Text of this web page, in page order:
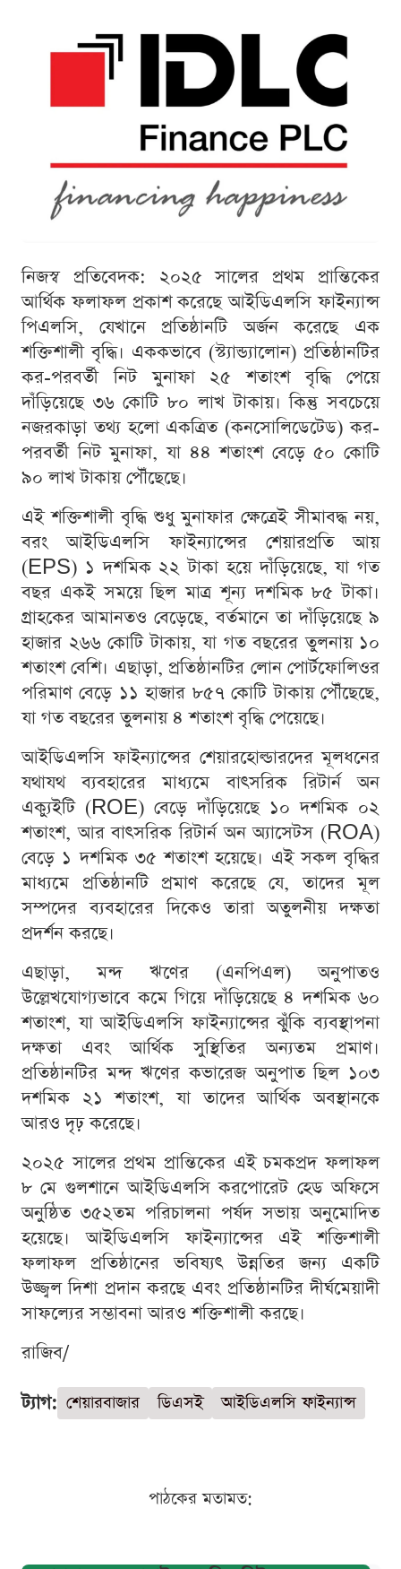
নিজস্ব প্রতিবেদক: ২০২৫ সালের প্রথম প্রান্তিকের
আর্থিক ফলাফল প্রকাশ করেছে আইডিএলসি ফাইন্যান্স
পিএলসি, যেখানে প্রতিষ্ঠানটি অর্জন করেছে এক
শক্তিশালী বৃদ্ধি। এককভাবে (স্ট্যান্ড্যালোন) প্রতিষ্ঠানটির
কর-পরবর্তী নিট মুনাফা ২৫ শতাংশ বৃদ্ধি পেয়ে
দাঁড়িয়েছে ৩৬ কোটি ৮০ লাখ টাকায়। কিন্তু সবচেয়ে
নজরকাড়া তথ্য হলো একত্রিত (কনসোলিডেটেড) কর-
পরবর্তী নিট মুনাফা, যা ৪৪ শতাংশ বেড়ে ৫০ কোটি
৯০ লাখ টাকায় পৌঁছেছে।
এই শক্তিশালী বৃদ্ধি শুধু মুনাফার ক্ষেত্রেই সীমাবদ্ধ নয়,
বরং আইডিএলসি ফাইন্যান্সের শেয়ারপ্রতি আয়
(EPS) ১ দশমিক ২২ টাকা হয়ে দাঁড়িয়েছে, যা গত
বছর একই সময়ে ছিল মাত্র শূন্য দশমিক ৮৫ টাকা।
গ্রাহকের আমানতও বেড়েছে, বর্তমানে তা দাঁড়িয়েছে ৯
হাজার ২৬৬ কোটি টাকায়, যা গত বছরের তুলনায় ১০
শতাংশ বেশি। এছাড়া, প্রতিষ্ঠানটির লোন পোর্টফোলিওর
পরিমাণ বেড়ে ১১ হাজার ৮৫৭ কোটি টাকায় পৌঁছেছে,
যা গত বছরের তুলনায় ৪ শতাংশ বৃদ্ধি পেয়েছে।
আইডিএলসি ফাইন্যান্সের শেয়ারহোল্ডারদের মূলধনের
যথাযথ ব্যবহারের মাধ্যমে বাৎসরিক রিটার্ন অন
এক্যুইটি (ROE) বেড়ে দাঁড়িয়েছে ১০ দশমিক ০২
শতাংশ, আর বাৎসরিক রিটার্ন অন অ্যাসেটস (ROA)
বেড়ে ১ দশমিক ৩৫ শতাংশ হয়েছে। এই সকল বৃদ্ধির
মাধ্যমে প্রতিষ্ঠানটি প্রমাণ করেছে যে, তাদের মূল
সম্পদের ব্যবহারের দিকেও তারা অতুলনীয় দক্ষতা
প্রদর্শন করছে।
এছাড়া, মন্দ ঋণের (এনপিএল) অনুপাতও
উল্লেখযোগ্যভাবে কমে গিয়ে দাঁড়িয়েছে ৪ দশমিক ৬০
শতাংশ, যা আইডিএলসি ফাইন্যান্সের ঝুঁকি ব্যবস্থাপনা
দক্ষতা এবং আর্থিক সুস্থিতির অন্যতম প্রমাণ।
প্রতিষ্ঠানটির মন্দ ঋণের কভারেজ অনুপাত ছিল ১০৩
দশমিক ২১ শতাংশ, যা তাদের আর্থিক অবস্থানকে
আরও দৃঢ় করেছে।
২০২৫ সালের প্রথম প্রান্তিকের এই চমকপ্রদ ফলাফল
৮ মে গুলশানে আইডিএলসি করপোরেট হেড অফিসে
অনুষ্ঠিত ৩৫২তম পরিচালনা পর্ষদ সভায় অনুমোদিত
হয়েছে। আইডিএলসি ফাইন্যান্সের এই শক্তিশালী
ফলাফল প্রতিষ্ঠানের ভবিষ্যৎ উন্নতির জন্য একটি
উজ্জ্বল দিশা প্রদান করছে এবং প্রতিষ্ঠানটির দীর্ঘমেয়াদী
সাফল্যের সম্ভাবনা আরও শক্তিশালী করছে।
রাজিব/
ট্যাগ: শেয়ারবাজার ডিএসই আইডিএলসি ফাইন্যান্স
পাঠকের মতামত: